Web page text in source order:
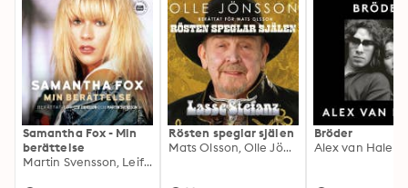
Samantha Fox - Min
berättelse
Martin Svensson, Leif Eriksson, Samantha Fox
Rösten speglar själen
Mats Olsson, Olle Jönsson
Bröder
Alex van Halen